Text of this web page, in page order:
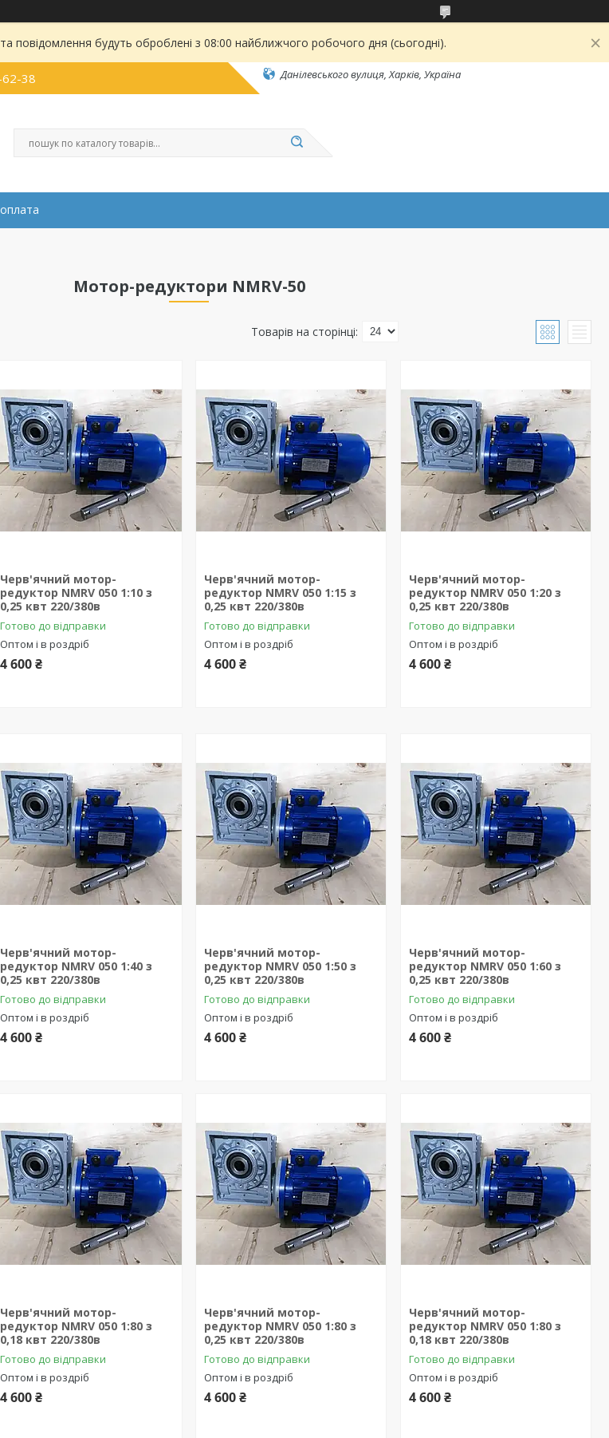
повідомлення будуть оброблені з 08:00 найближчого робочого дня (сьогодні).
38 Данілевського вулиця, Харків, Україна
Мотор-редуктори NMRV-50
Черв'ячний мотор-
редуктор NMRV 050 1:10 з
0,25 квт 220/380в
Готово до відправки
Оптом і в роздріб
4 600 ₴
Черв'ячний мотор-
редуктор NMRV 050 1:15 з
0,25 квт 220/380в
Готово до відправки
Оптом і в роздріб
4 600 ₴
Черв'ячний мотор-
редуктор NMRV 050 1:20 з
0,25 квт 220/380в
Готово до відправки
Оптом і в роздріб
4 600 ₴
Черв'ячний мотор-
редуктор NMRV 050 1:40 з
0,25 квт 220/380в
Готово до відправки
Оптом і в роздріб
4 600 ₴
Черв'ячний мотор-
редуктор NMRV 050 1:50 з
0,25 квт 220/380в
Готово до відправки
Оптом і в роздріб
4 600 ₴
Черв'ячний мотор-
редуктор NMRV 050 1:60 з
0,25 квт 220/380в
Готово до відправки
Оптом і в роздріб
4 600 ₴
Черв'ячний мотор-
редуктор NMRV 050 1:80 з
0,18 квт 220/380в
Готово до відправки
Оптом і в роздріб
4 600 ₴
Черв'ячний мотор-
редуктор NMRV 050 1:80 з
0,25 квт 220/380в
Готово до відправки
Оптом і в роздріб
4 600 ₴
Черв'ячний мотор-
редуктор NMRV 050 1:80 з
0,18 квт 220/380в
Готово до відправки
Оптом і в роздріб
4 600 ₴